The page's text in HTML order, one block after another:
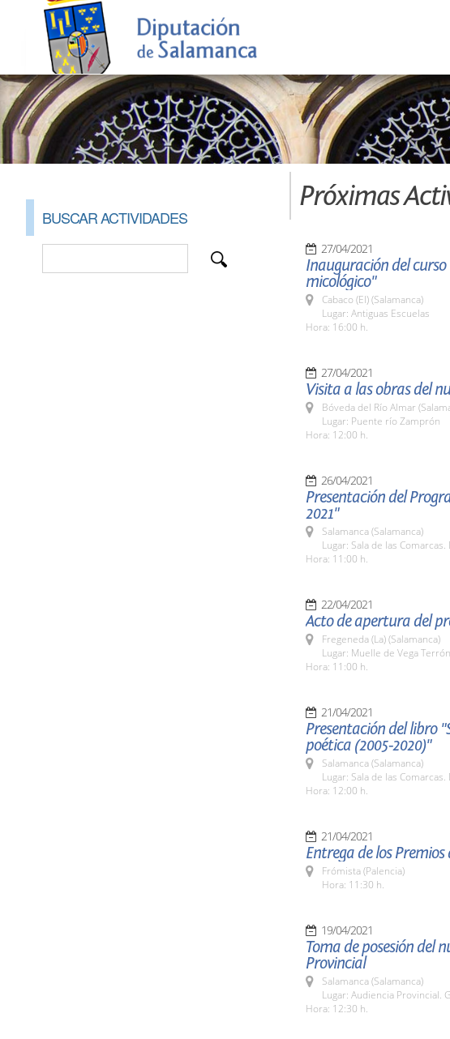
BUSCAR ACTIVIDADES
Próximas
27/04/2021
Inauguración del
micológico"
Cabaco (El) (Salamanca)
Lugar: Antiguas Escuelas
Hora: 16:00 h.
27/04/2021
Visita a las obras del
Bóveda del Río Almar
Lugar: Puente río Zamprón
Hora: 12:00 h.
26/04/2021
Presentación del
2021"
Salamanca (Salamanca)
Lugar: Sala de las Comarcas.
Hora: 11:00 h.
22/04/2021
Acto de apertura del
Fregeneda (La) (Salamanca)
Lugar: Muelle de Vega Terrón
Hora: 11:00 h.
21/04/2021
Presentación del libro
poética (2005-2020)"
Salamanca (Salamanca)
Lugar: Sala de las Comarcas.
Hora: 12:00 h.
21/04/2021
Entrega de los
Frómista (Palencia)
Hora: 11:30 h.
19/04/2021
Toma de posesión del
Provincial
Salamanca (Salamanca)
Lugar: Audiencia Provincial.
Hora: 12:30 h.